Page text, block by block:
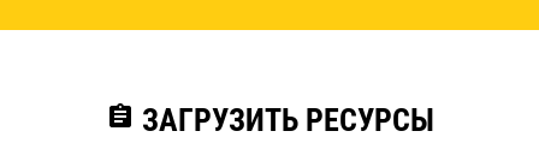
assignment ЗАГРУЗИТЬ РЕСУРСЫ